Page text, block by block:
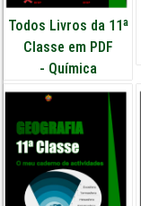
Todos Livros da 11ª
Classe em PDF
- Química